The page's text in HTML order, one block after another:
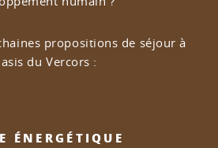
propositions de séjour à
du Vercors :
ÉNERGÉTIQUE